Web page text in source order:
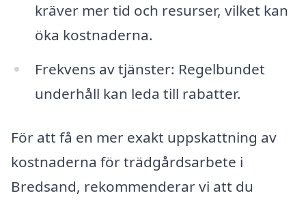
kräver mer tid och resurser, vilket kan
öka kostnaderna.
Frekvens av tjänster: Regelbundet
underhåll kan leda till rabatter.
För att få en mer exakt uppskattning av
kostnaderna för trädgårdsarbete i
Bredsand, rekommenderar vi att du